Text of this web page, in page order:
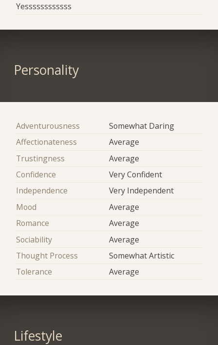
Yessssssssssss
Personality
Adventurousness
Somewhat Daring
Affectionateness
Average
Trustingness
Average
Confidence
Very Confident
Independence
Very Independent
Mood
Average
Romance
Average
Sociability
Average
Thought Process
Somewhat Artistic
Tolerance
Average
Lifestyle